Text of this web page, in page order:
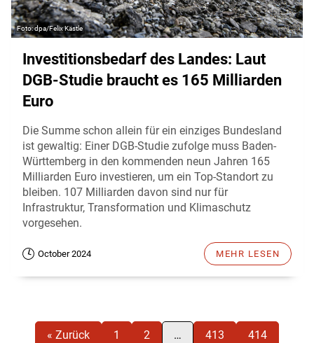
dpa/Felix Kästle
Investitionsbedarf des Landes: Laut
DGB-Studie braucht es 165 Milliarden
Euro
Die Summe schon allein für ein einziges Bundesland
ist gewaltig: Einer DGB-Studie zufolge muss Baden-
Württemberg in den kommenden neun Jahren 165
Milliarden Euro investieren, um ein Top-Standort zu
bleiben. 107 Milliarden davon sind nur für
Infrastruktur, Transformation und Klimaschutz
vorgesehen.
October 2024 MEHR LESEN
« Zurück 1 2 … 413 414